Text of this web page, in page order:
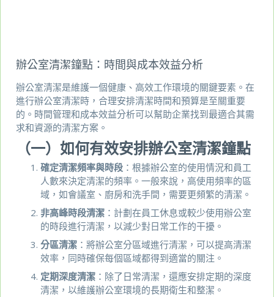
辦公室清潔鐘點：時間與成本效益分析
辦公室清潔是維護一個健康、高效工作環境的關鍵要素。在
進行辦公室清潔時，合理安排清潔時間和預算是至關重要
的。時間管理和成本效益分析可以幫助企業找到最適合其需
求和資源的清潔方案。
（一）如何有效安排辦公室清潔鐘點
確定清潔頻率與時段 ：根據辦公室的使用情況和員工
人數來決定清潔的頻率。一般來說，高使用頻率的區
域，如會議室、廚房和洗手間，需要更頻繁的清潔。
非高峰時段清潔 ：計劃在員工休息或較少使用辦公室
的時段進行清潔，以減少對日常工作的干擾。
分區清潔 ：將辦公室分區域進行清潔，可以提高清潔
效率，同時確保每個區域都得到適當的關注。
定期深度清潔 ：除了日常清潔，還應安排定期的深度
清潔，以維護辦公室環境的長期衛生和整潔。